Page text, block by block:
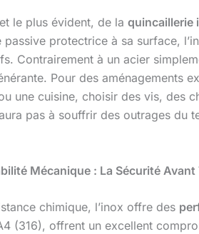
le plus évident, de la quincaillerie
protectrice à sa surface,
Contrairement à un acier
Pour des aménagements
une cuisine, choisir des vis, des
pas à souffrir des outrages du
Mécanique : La Sécurité Avant
chimique, l’inox offre des
(316), offrent un excellent